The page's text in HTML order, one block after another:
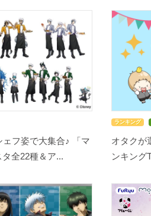
ェフ姿で大集合♪ 「マ
全22種＆ア...
ランキング
オタクが
ンキング